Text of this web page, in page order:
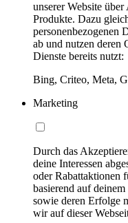
unserer Website
Produkte. Dazu
personenbezogenen
ab und nutzen deren
Dienste bereits nutzt:
Bing, Criteo, Meta,
Marketing
Durch das
deine Interessen
oder Rabattaktionen
basierend auf
sowie deren Erfolge
wir auf dieser